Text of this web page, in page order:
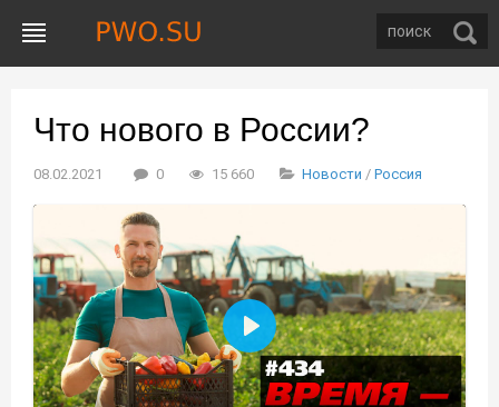
Что нового в России?
08.02.2021 0 15 660 Новости / Россия
Воспроизвести